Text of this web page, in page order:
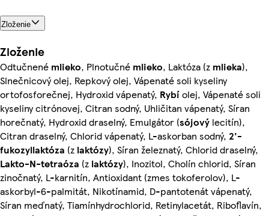
Zloženie
Zloženie
Odtučnené mlieko, Plnotučné mlieko, Laktóza (z mlieka),
Slnečnicový olej, Repkový olej, Vápenaté soli kyseliny
ortofosforečnej, Hydroxid vápenatý, Rybíolej, Vápenaté soli
kyseliny citrónovej, Citran sodný, Uhličitan vápenatý, Síran
horečnatý, Hydroxid draselný, Emulgátor (sójový lecitín),
Citran draselný, Chlorid vápenatý, L-askorban sodný, 2'-
fukozyllaktóza (z laktózy), Síran železnatý, Chlorid draselný,
Lakto-N-tetraóza (z laktózy), Inozitol, Cholín chlorid, Síran
zinočnatý, L-karnitín, Antioxidant (zmes tokoferolov), L-
askorbyl-6-palmitát, Nikotínamid, D-pantotenát vápenatý,
Síran meďnatý, Tiamínhydrochlorid, Retinylacetát, Riboflavín,